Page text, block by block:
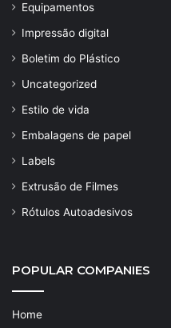
Equipamentos
Impressão digital
Boletim do Plástico
Uncategorized
Estilo de vida
Embalagens de papel
Labels
Extrusão de Filmes
Rótulos Autoadesivos
POPULAR COMPANIES
Home